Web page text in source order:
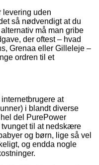
levering uden
så nødvendigt at du
må man gribe
der oftest – hvad
Grenaa eller Gilleleje –
ordren til et
at
i blandt diverse
del PurePower
til at nedskære
og børn, lige så vel
og endda nogle